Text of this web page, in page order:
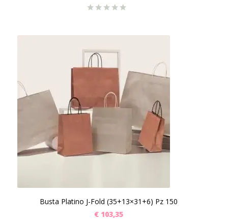
Busta Platino J-Fold (35+13×31+6) Pz 150
€ 103,35